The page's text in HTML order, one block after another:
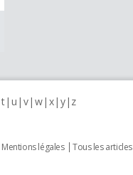
t u v w x y z
Mentions légales Tous les articles